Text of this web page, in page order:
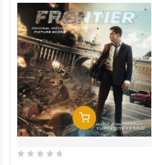
In Den Warenkorb